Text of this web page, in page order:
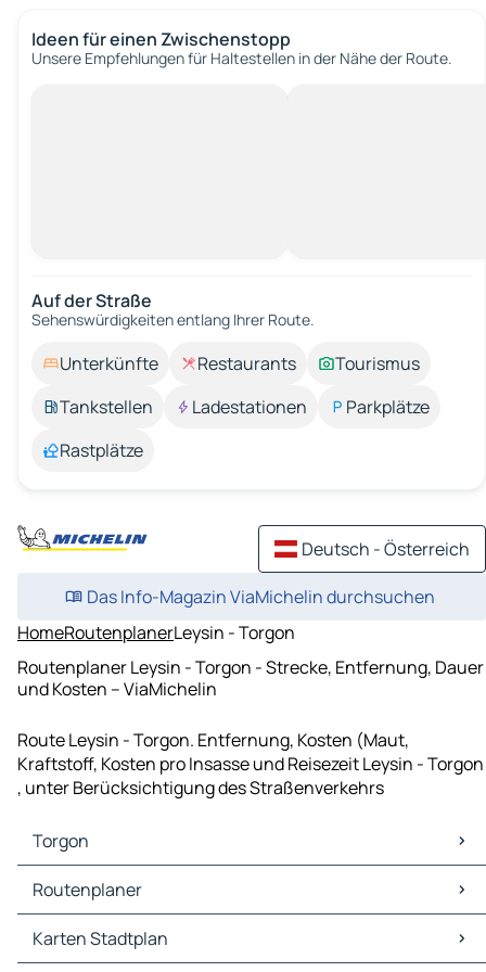
Ideen für einen Zwischenstopp
Unsere Empfehlungen für Haltestellen in der Nähe der Route.
Auf der Straße
Sehenswürdigkeiten entlang Ihrer Route.
Unterkünfte Restaurants
Tourismus
Tankstellen
Ladestationen
Parkplätze
Rastplätze
Deutsch - Österreich
Das Info-Magazin ViaMichelin durchsuchen
HomeRoutenplanerLeysin - Torgon
Routenplaner Leysin - Torgon - Strecke, Entfernung, Dauer
und Kosten – ViaMichelin
Route Leysin - Torgon. Entfernung, Kosten (Maut,
Kraftstoff, Kosten pro Insasse und Reisezeit Leysin - Torgon
, unter Berücksichtigung des Straßenverkehrs
Torgon
Torgon Karten Stadtplan
Torgon Verkehr
Torgon Hotels
Torgon Restaurants
Routenplaner
Routenplaner Torgon - Lausanne
Routenplaner Torgon - Aigle
Karten Stadtplan